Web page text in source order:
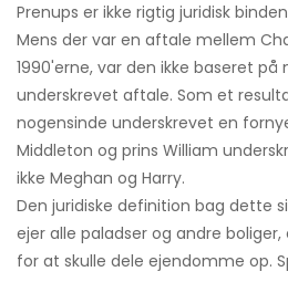
Prenups er ikke rigtig juridisk
Mens der var en aftale mellem
1990'erne, var den ikke baseret på
underskrevet aftale. Som et
nogensinde underskrevet en
Middleton og prins William
ikke Meghan og Harry.
Den juridiske definition bag dette
ejer alle paladser og andre
for at skulle dele ejendomme op.